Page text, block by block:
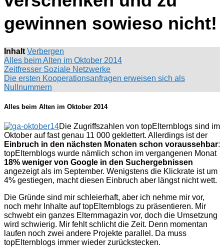
gewinnen sowieso nicht!
Inhalt Verbergen
Alles beim Alten im Oktober 2014
Zeitfresser Soziale Netzwerke
Die ersten Kooperationsanfragen erweisen sich als
Nullnummern
Alles beim Alten im Oktober 2014
Die Zugriffszahlen von topElternblogs sind im
Oktober auf fast genau 11 000 geklettert. Allerdings ist der
Einbruch in den nächsten Monaten schon voraussehbar:
topElternblogs wurde nämlich schon im vergangenen Monat
18% weniger von Google in den Suchergebnissen
angezeigt als im September. Wenigstens die Klickrate ist um
4% gestiegen, macht diesen Einbruch aber längst nicht wett.
Die Gründe sind mir schleierhaft, aber ich nehme mir vor,
noch mehr Inhalte auf topElternblogs zu präsentieren. Mir
schwebt ein ganzes Elternmagazin vor, doch die Umsetzung
wird schwierig. Mir fehlt schlicht die Zeit. Denn momentan
laufen noch zwei andere Projekte parallel. Da muss
topElternblogs immer wieder zurückstecken.